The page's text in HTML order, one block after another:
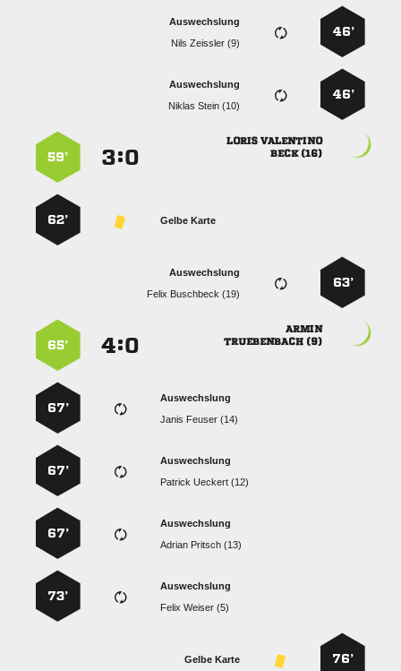
46’
Auswechslung
  
46’
Auswechslung
  
 
 
:
59’
Gelbe Karte
62’
63’
Auswechslung
  

 
:
65’
Auswechslung
  
67’
Auswechslung
  
67’
Auswechslung
  
67’
Auswechslung
  
73’
76’
Gelbe Karte